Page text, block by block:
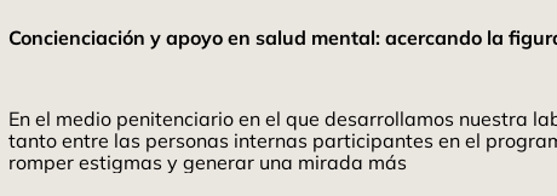
Concienciación y apoyo en salud mental: acercando la
En el medio penitenciario en el que desarrollamos nuestra
tanto entre las personas internas participantes en el
romper estigmas y generar una mirada más